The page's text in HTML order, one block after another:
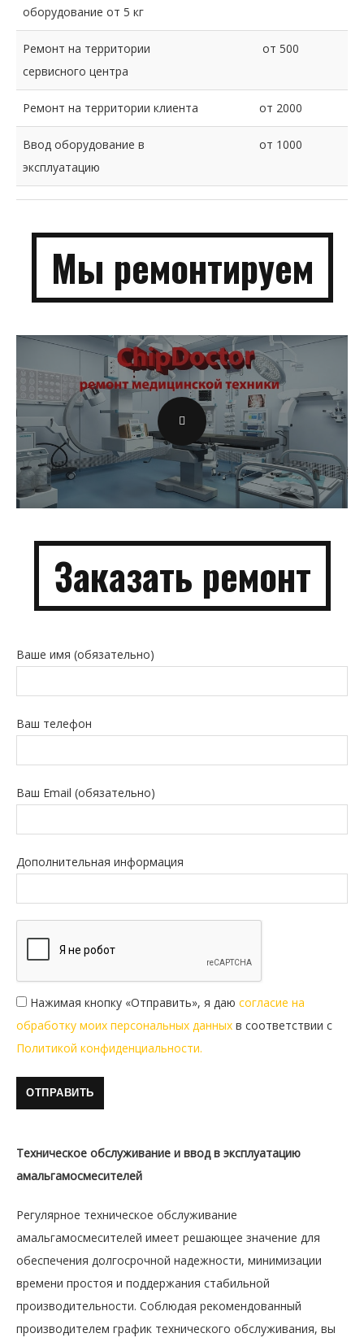
оборудование от 5 кг
Ремонт на территории
сервисного центра
от 500
Ремонт на территории клиента от 2000
Ввод оборудование в
эксплуатацию
от 1000
Мы ремонти­руем
Заказать ремонт
Ваше имя (обязательно)
Ваш телефон
Ваш Email (обязательно)
Дополнительная информация
Нажимая кнопку «Отправить», я даю согласие на
обработку моих персональных данных в соответствии с
Политикой конфиденциальности.
Техническое обслуживание и ввод в эксплуатацию
амальгамосмесителей
Регулярное техническое обслуживание
амальгамосмесителей имеет решающее значение для
обеспечения долгосрочной надежности, минимизации
времени простоя и поддержания стабильной
производительности. Соблюдая рекомендованный
производителем график технического обслуживания, вы